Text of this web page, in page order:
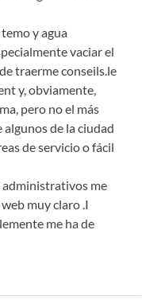
y agua
vaciar el
traerme conseils.le
y, obviamente,
pero no el más
de la ciudad
de servicio o fácil
administrativos me
muy claro .I
me ha de